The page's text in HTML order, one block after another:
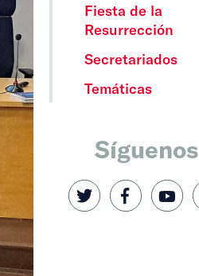
Fiesta de la
Resurrección
Secretariados
Temáticas
Síguenos